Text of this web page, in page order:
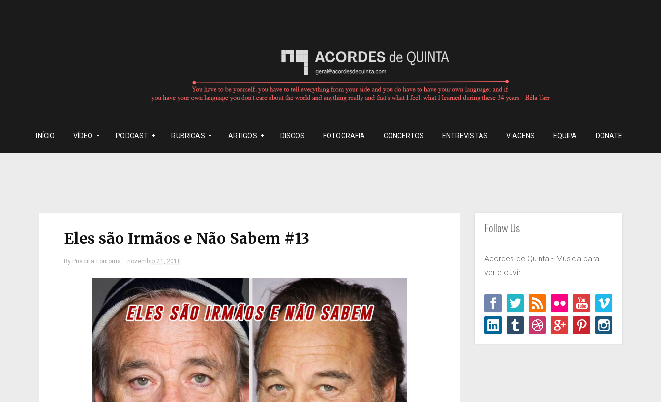
INÍCIO VÍDEO PODCAST RUBRICAS ARTIGOS DISCOS FOTOGRAFIA CONCERTOS ENTREVISTAS VIAGENS EQUIPA DONATE
Eles são Irmãos e Não Sabem #13
By Priscilla Fontoura novembro 21, 2018
Follow Us
Acordes de Quinta - Música para
ver e ouvir